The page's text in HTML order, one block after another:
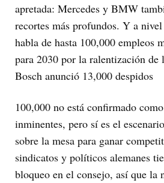
apretada: Mercedes y BMW
recortes más profundos. Y a nivel
habla de hasta 100,000 empleos
para 2030 por la ralentización de
Bosch anunció 13,000 despidos
100,000 no está confirmado
inminentes, pero sí es el
sobre la mesa para ganar
sindicatos y políticos alemanes
bloqueo en el consejo, así que la